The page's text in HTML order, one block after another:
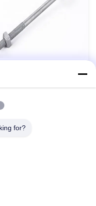
suspension de câble
for?